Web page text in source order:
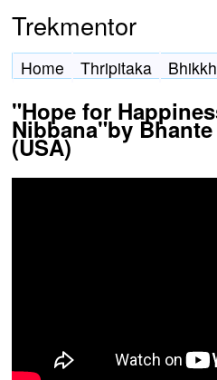
Trekmentor
Home Thripitaka
"Hope for
Nibbana"by
(USA)